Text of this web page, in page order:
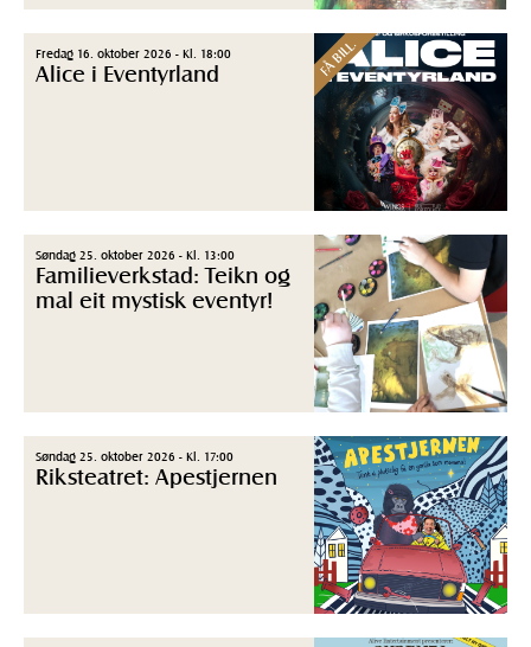
FÅ BILL.
Fredag 16. oktober 2026 - Kl. 18:00
Alice i Eventyrland
Søndag 25. oktober 2026 - Kl. 13:00
Familieverkstad: Teikn og
mal eit mystisk eventyr!
Søndag 25. oktober 2026 - Kl. 17:00
Riksteatret: Apestjernen